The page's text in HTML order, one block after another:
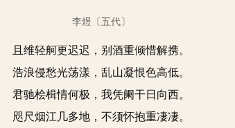
李煜 〔五代〕
且维轻舸更迟迟，别酒重倾惜解携。
浩浪侵愁光荡漾，乱山凝恨色高低。
君驰桧楫情何极，我凭阑干日向西。
咫尺烟江几多地，不须怀抱重凄凄。